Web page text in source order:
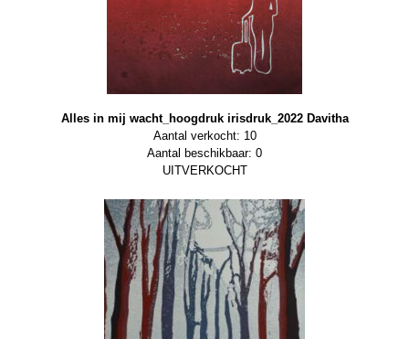
Alles in mij wacht_hoogdruk irisdruk_2022 Davitha
Aantal verkocht: 10
Aantal beschikbaar: 0
UITVERKOCHT